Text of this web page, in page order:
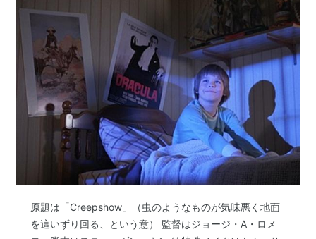
原題は「Creepshow」（虫のようなものが気味悪く地面
を這いずり回る、という意） 監督はジョージ・A・ロメ